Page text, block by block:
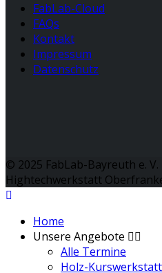
FabLab-Cloud
FAQs
Kontakt
Impressum
Datenschutz
© 2025 FabLab-Bayreuth e.
Hightechwerkstatt
Home
Unsere Angebote
Alle Termine
Holz-Kurswerkstatt